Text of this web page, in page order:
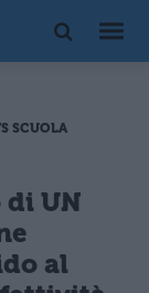
SCUOLA
UN
al